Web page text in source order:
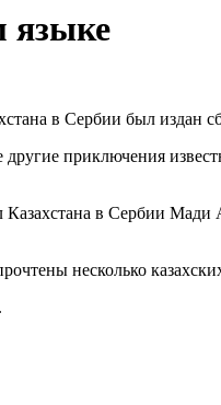
языке
в Сербии был издан
приключения
в Сербии Мади
несколько